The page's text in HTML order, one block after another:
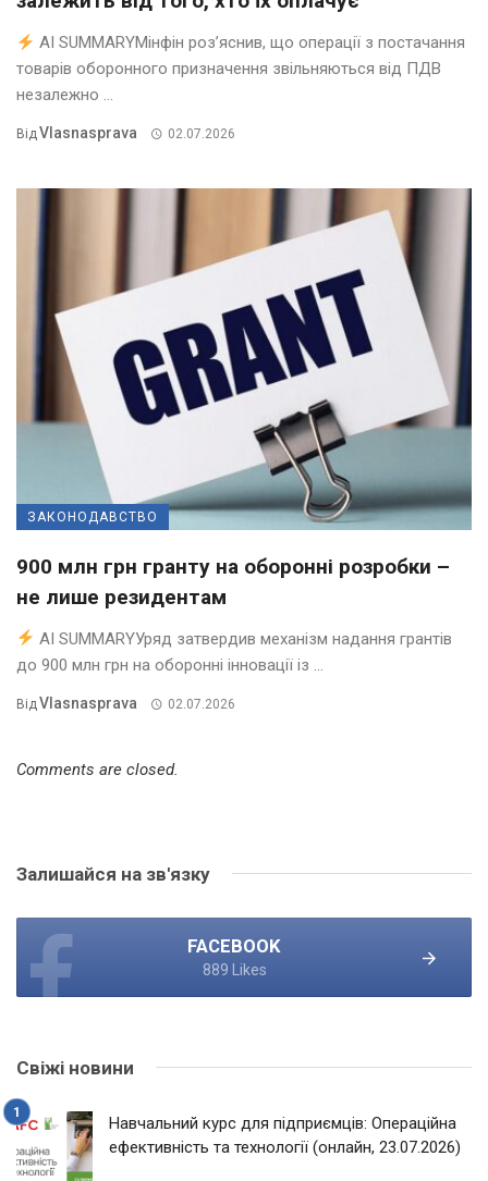
AI SUMMARYМінфін роз’яснив, що операції з постачання
товарів оборонного призначення звільняються від ПДВ
незалежно ...
ВідVlasnasprava 02.07.2026
ЗАКОНОДАВСТВО
900 млн грн гранту на оборонні розробки –
не лише резидентам
AI SUMMARYУряд затвердив механізм надання грантів
до 900 млн грн на оборонні інновації із ...
Від Vlasnasprava 02.07.2026
Comments are closed.
Залишайся на зв'язку
FACEBOOK
889 Likes
Свіжі новини
Навчальний курс для підприємців: Операційна
ефективність та технології (онлайн, 23.07.2026)